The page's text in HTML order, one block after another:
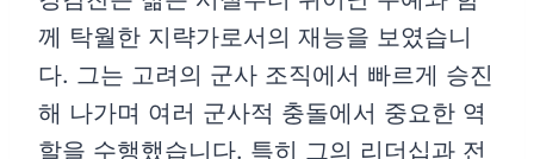
께 탁월한 지략가로서의 재능을 보였습니
다. 그는 고려의 군사 조직에서 빠르게 승진
해 나가며 여러 군사적 충돌에서 중요한 역
할을 수행했습니다. 특히 그의 리더십과 전